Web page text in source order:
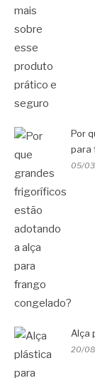
Por
para
05/
Alça
20/